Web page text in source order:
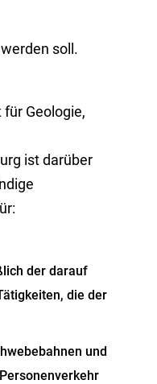
soll.
Geologie,
ist darüber
der darauf
die der
und